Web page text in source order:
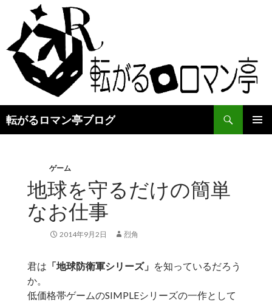
転がるロマン亭ブログ
検
索
ゲーム
地球を守るだけの簡単
なお仕事
2014年9月2日 烈角
君は 「地球防衛軍シリーズ」 を知っているだろう
か。
低価格帯ゲームのSIMPLEシリーズの一作として